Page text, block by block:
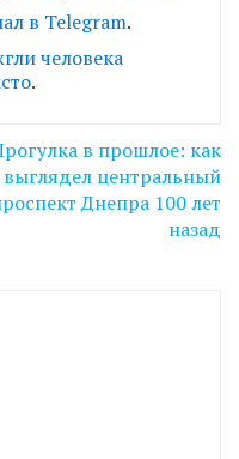
в Telegram.
человека
.
в прошлое: как
выглядел центральный
Днепра 100 лет
назад